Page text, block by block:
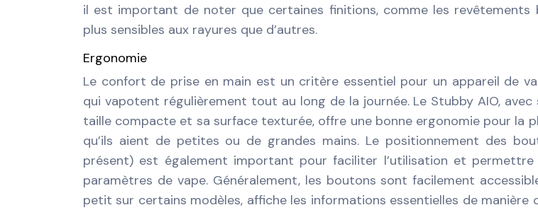
il est important de noter que certaines finitions, comme les revêtements
plus sensibles aux rayures que d’autres.
Ergonomie
Le confort de prise en main est un critère essentiel pour un appareil de
qui vapotent régulièrement tout au long de la journée. Le Stubby AIO, avec
taille compacte et sa surface texturée, offre une bonne ergonomie pour la
qu’ils aient de petites ou de grandes mains. Le positionnement des
présent) est également important pour faciliter l’utilisation et permettre
paramètres de vape. Généralement, les boutons sont facilement
petit sur certains modèles, affiche les informations essentielles de manière